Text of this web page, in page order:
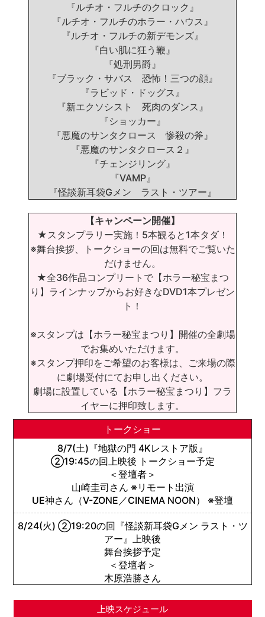
『ルチオ・フルチのクロック』
『ルチオ・フルチのホラー・ハウス』
『ルチオ・フルチの新デモンズ』
『白い肌に狂う鞭』
『処刑男爵』
『ブラック・サバス 恐怖！三つの顔』
『ラビッド・ドッグス』
『新エクソシスト 死肉のダンス』
『ショッカー』
『悪魔のサンタクロース 惨殺の斧』
『悪魔のサンタクロース２』
『チェンジリング』
『VAMP』
『怪談新耳袋Gメン ラスト・ツアー』
【キャンペーン開催】
★スタンプラリー実施！5本観ると1本タダ！
※舞台挨拶、トークショーの回は無料でご覧いた
だけません。
★全36作品コンプリートで【ホラー秘宝まつ
り】ラインナップからお好きなDVD1本プレゼン
ト！
※スタンプは【ホラー秘宝まつり】開催の全劇場
でお集めいただけます。
※スタンプ押印をご希望のお客様は、ご来場の際
に劇場受付にてお申し出ください。
劇場に設置している【ホラー秘宝まつり】フラ
イヤーに押印致します。
トークショー
8/7(土)『地獄の門 4Kレストア版』
②19:45の回上映後 トークショー予定
＜登壇者＞
山崎圭司さん ※リモート出演
UE神さん（V-ZONE／CINEMA NOON） ※登壇
8/24(火) ②19:20の回『怪談新耳袋Gメン ラスト・ツ
アー』上映後
舞台挨拶予定
＜登壇者＞
木原浩勝さん
上映スケジュール